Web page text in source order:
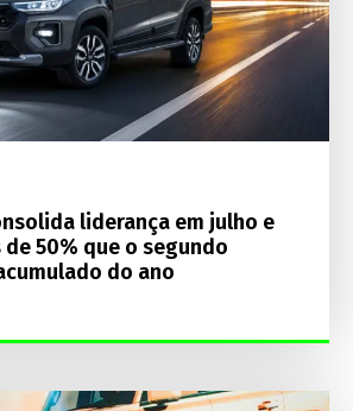
liderança em julho e
50% que o segundo
do ano